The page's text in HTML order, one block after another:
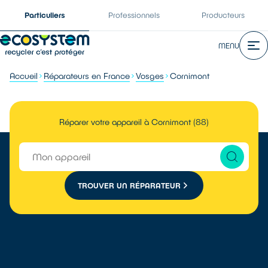
Particuliers Professionnels Producteurs
MENU
Accueil Réparateurs en France Vosges Cornimont
Réparer votre appareil à Cornimont (88)
TROUVER UN RÉPARATEUR